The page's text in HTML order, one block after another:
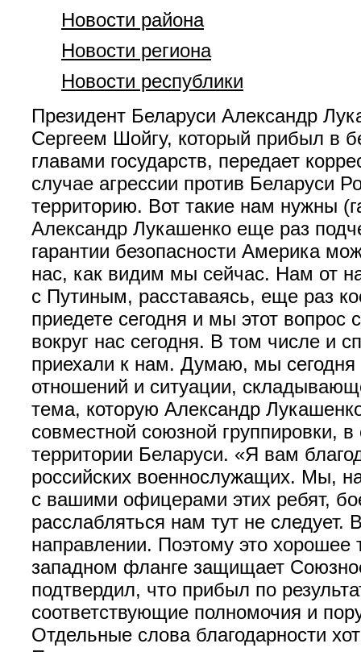
Новости района
Новости региона
Новости республики
Президент Беларуси Александр
Сергеем Шойгу, который прибыл в
главами государств, передает
случае агрессии против Беларуси
территорию. Вот такие нам нужны
Александр Лукашенко еще раз
гарантии безопасности Америка
нас, как видим мы сейчас. Нам от
с Путиным, расставаясь, еще раз
приедете сегодня и мы этот вопрос
вокруг нас сегодня. В том числе и
приехали к нам. Думаю, мы сегодня
отношений и ситуации,
тема, которую Александр
совместной союзной группировки,
территории Беларуси. «Я вам
российских военнослужащих. Мы,
с вашими офицерами этих ребят,
расслабляться нам тут не
направлении. Поэтому это хорошее
западном фланге защищает
подтвердил, что прибыл по
соответствующие полномочия и
Отдельные слова благодарности